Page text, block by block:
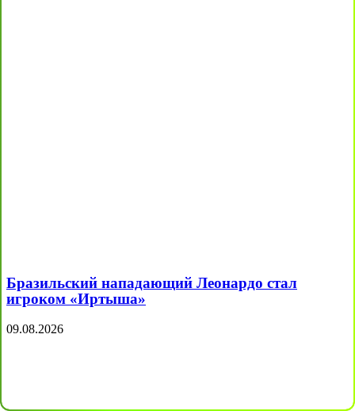
Бразильский нападающий Леонардо стал
игроком «Иртыша»
09.08.2026